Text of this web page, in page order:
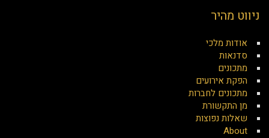
ניווט מהיר
אודות מלכי
סדנאות
מתכונים
הפקת אירועים
מתכונים לחברות
מן התקשורת
שאלות נפוצות
About